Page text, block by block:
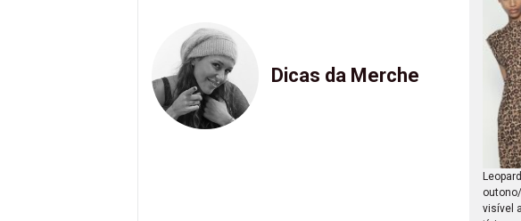
Dicas da Merche
visível